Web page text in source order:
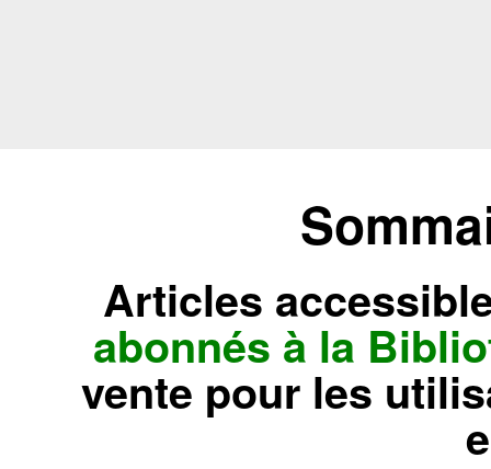
Articles
abonnés à la
vente pour les